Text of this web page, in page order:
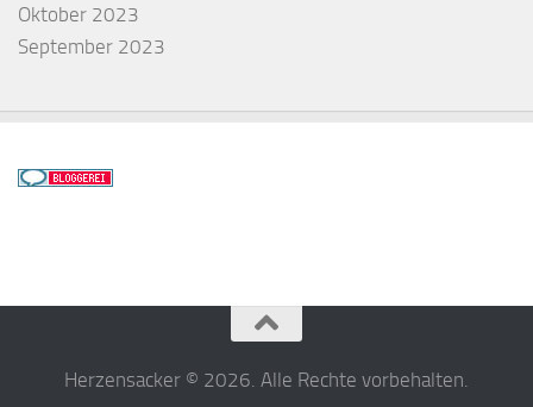
Oktober 2023
September 2023
Herzensacker © 2026. Alle Rechte vorbehalten.